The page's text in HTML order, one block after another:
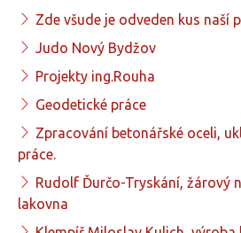
Zde všude je odveden kus naší
Judo Nový Bydžov
Projekty ing.Rouha
Geodetické práce
Zpracování betonářské oceli,
práce.
Rudolf Ďurčo-Tryskání, žárový
lakovna